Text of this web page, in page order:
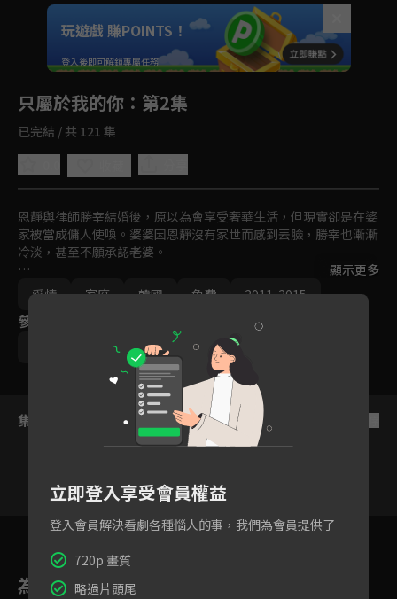
Unmute
如有不便請見諒
玩遊戲 賺POINTS！
登入後即可解鎖專屬任務
只屬於我的你 ：第2集
已完結 / 共 121 集
恩靜與律師勝宰結婚後，原以為會享受奢華生活，但現實卻是在婆
家被當成傭人使喚。婆婆因恩靜沒有家世而感到丟臉，勝宰也漸漸
冷淡，甚至不願承認老婆。
恩靜發現勝宰根本沒有辦理結婚登記，還發現老公與 BJ 集團繼承
昔日男友俊夏重新進入她的生活，默默支持她，希望能給她真正的
顯示更多
愛情
家庭 韓國 免費 2011-2015
參與演員
鄭盛煥 宋在喜 韓多敏
集數列表
2 3 4 5
為您推薦
立即登入享受會員權益
登入會員解決看劇各種惱人的事，我們為會員提供了
720p 畫質
略過片頭尾